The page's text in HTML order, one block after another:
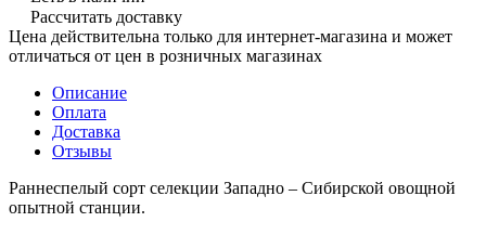
Рассчитать доставку
Цена действительна только для интернет-магазина и может
отличаться от цен в розничных магазинах
Описание
Оплата
Доставка
Отзывы
Раннеспелый сорт селекции Западно – Сибирской овощной
опытной станции.